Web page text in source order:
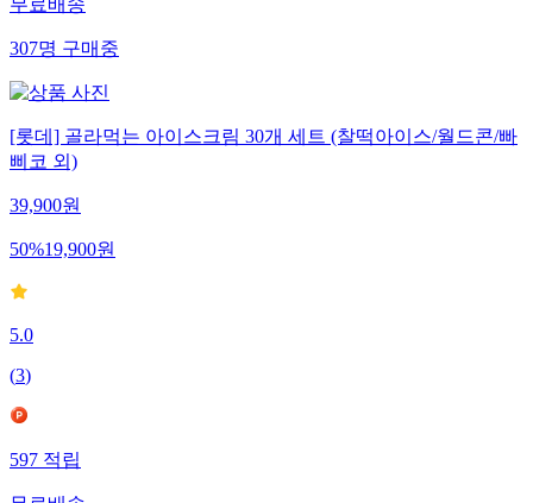
무료배송
307명구매중
[롯데] 골라먹는 아이스크림 30개 세트 (찰떡아이스/월드콘/빠
삐코 외)
39,900원
50%19,900원
5.0
(3)
597적립